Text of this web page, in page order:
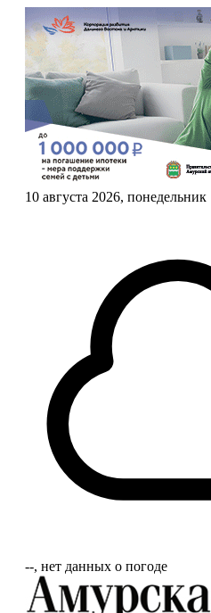
10 августа 2026, понедельник
‐‐, нет данных о погоде